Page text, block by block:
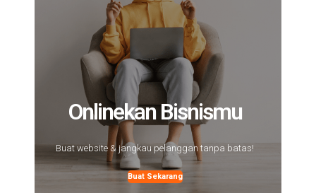
Onlinekan Bisnismu
Buat website & jangkau pelanggan tanpa batas!
Buat Sekarang